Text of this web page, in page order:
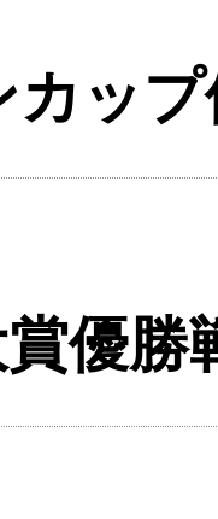
ッ
優勝